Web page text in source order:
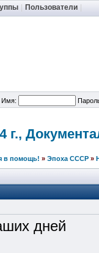
Пользователи
Имя:
г.,
в помощь! » Эпоха СССР »
дней